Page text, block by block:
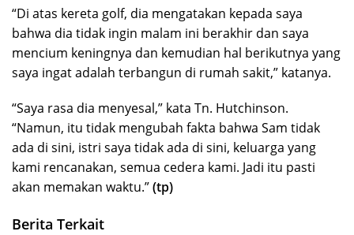
“Di atas kereta golf, dia mengatakan kepada saya
bahwa dia tidak ingin malam ini berakhir dan saya
mencium keningnya dan kemudian hal berikutnya yang
saya ingat adalah terbangun di rumah sakit,” katanya.
“Saya rasa dia menyesal,” kata Tn. Hutchinson.
“Namun, itu tidak mengubah fakta bahwa Sam tidak
ada di sini, istri saya tidak ada di sini, keluarga yang
kami rencanakan, semua cedera kami. Jadi itu pasti
akan memakan waktu.”(tp)
Berita Terkait